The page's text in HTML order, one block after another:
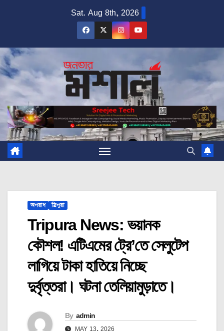
Sat. Aug 8th, 2026
অপরাধ ত্রিপুরা
Tripura News: ভয়ানক
কৌশল! এটিএমের ট্রে’তে সেলুটেপ
লাগিয়ে টাকা হাতিয়ে নিচ্ছে
দুর্বৃত্তরা। ঘটনা তেলিয়ামুড়াতে।
By admin
MAY 13, 2026